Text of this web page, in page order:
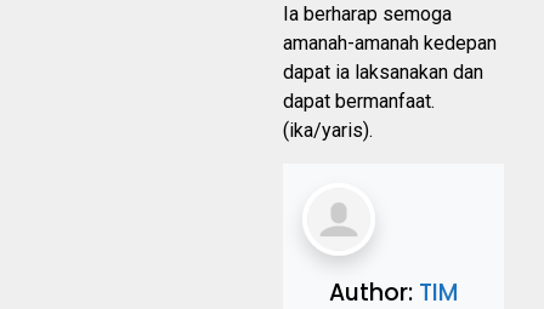
Ia berharap semoga
amanah-amanah kedepan
dapat ia laksanakan dan
dapat bermanfaat.
(ika/yaris).
Author: TIM